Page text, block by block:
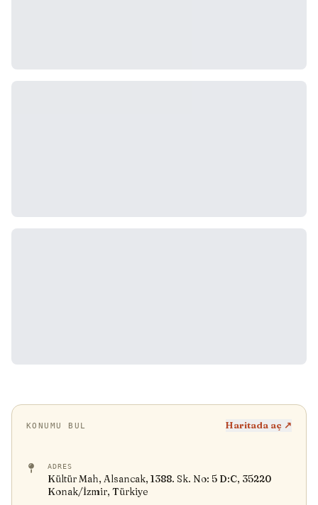
KONUMU BUL Haritada aç ↗
ADRES
Kültür Mah, Alsancak, 1388. Sk. No: 5 D:C, 35220
Konak/İzmir, Türkiye